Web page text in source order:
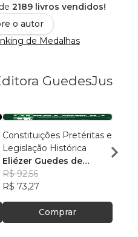
2189 livros vendidos!
o autor
de Medalhas
GuedesJus
Constituições Pretéritas e
Legislação Histórica
Eliézer Guedes de
Oliveira Junior
R$ 92,56
R$ 73,27
Comprar
Militar